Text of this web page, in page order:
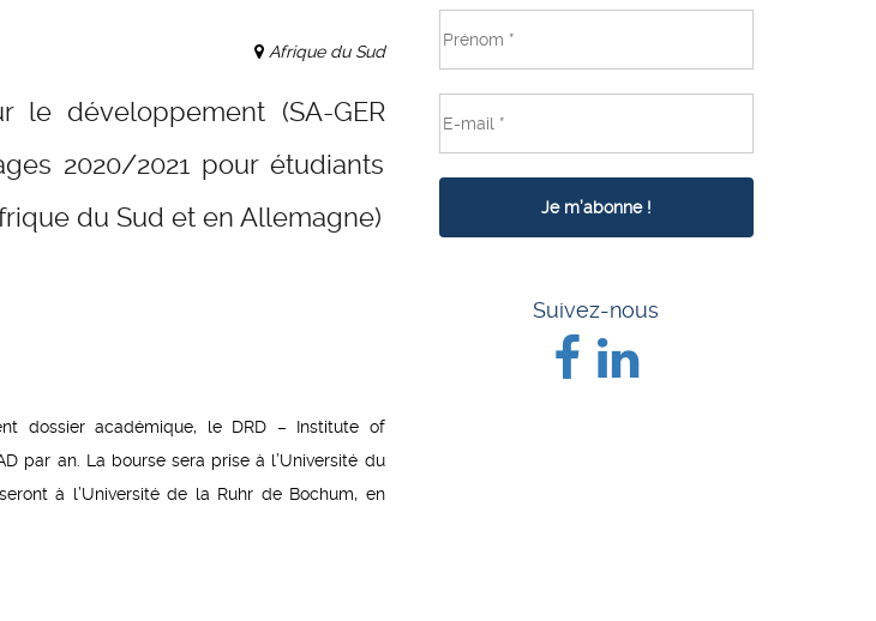
Afrique du Sud
le développement (SA-GER
2020/2021 pour étudiants
du Sud et en Allemagne)
dossier académique, le DRD – Institute of
par an. La bourse sera prise à l’Université du
à l’Université de la Ruhr de Bochum, en
Suivez-nous